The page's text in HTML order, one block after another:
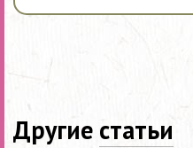
Другие статьи